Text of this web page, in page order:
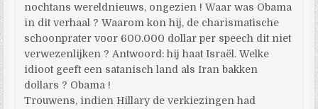
nochtans wereldnieuws, ongezien ! Waar was Obama
in dit verhaal ? Waarom kon hij, de charismatische
schoonprater voor 600.000 dollar per speech dit niet
verwezenlijken ? Antwoord: hij haat Israël. Welke
idioot geeft een satanisch land als Iran bakken
dollars ? Obama !
Trouwens, indien Hillary de verkiezingen had